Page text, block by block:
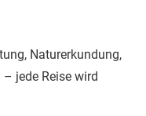
Naturerkundung,
jede Reise wird